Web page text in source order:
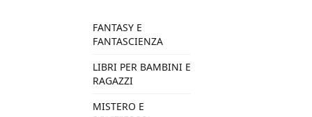
FANTASY E
FANTASCIENZA
LIBRI PER BAMBINI E
RAGAZZI
MISTERO E